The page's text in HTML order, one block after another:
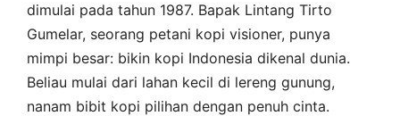
dimulai pada tahun 1987. Bapak Lintang Tirto
Gumelar, seorang petani kopi visioner, punya
mimpi besar: bikin kopi Indonesia dikenal dunia.
Beliau mulai dari lahan kecil di lereng gunung,
nanam bibit kopi pilihan dengan penuh cinta.